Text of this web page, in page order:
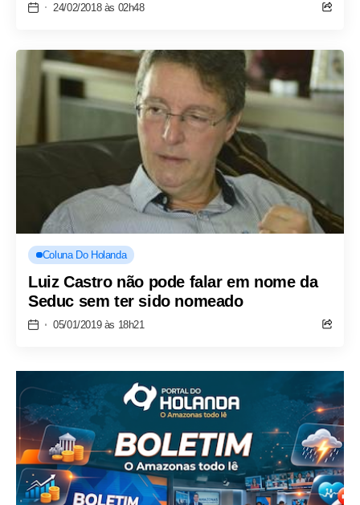
24/02/2018 às 02h48
Coluna Do Holanda
Luiz Castro não pode falar em nome da
Seduc sem ter sido nomeado
05/01/2019 às 18h21